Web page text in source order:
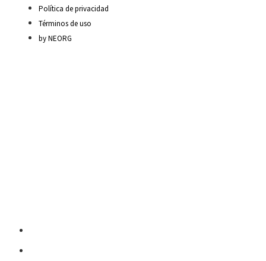
Política de privacidad
Términos de uso
by NEORG